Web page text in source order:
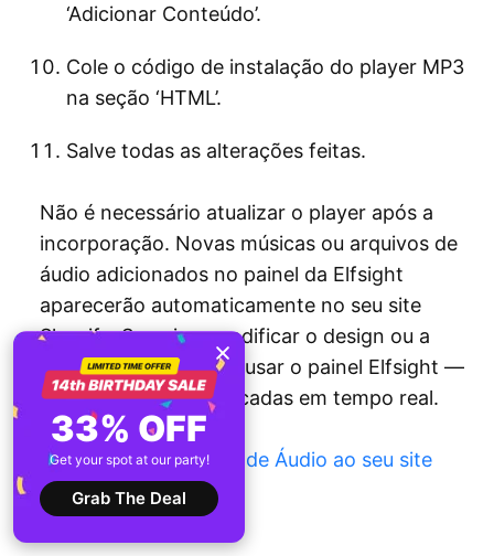
‘Adicionar Conteúdo’.
Cole o código de instalação do player MP3
na seção ‘HTML’.
Salve todas as alterações feitas.
Não é necessário atualizar o player após a
incorporação. Novas músicas ou arquivos de
áudio adicionados no painel da Elfsight
aparecerão automaticamente no seu site
Shopify. Se quiser modificar o design ou a
funcionalidade, basta usar o painel Elfsight —
as mudanças são aplicadas em tempo real.
Adicionar Reprodutor de Áudio ao seu site
Shopify →
33% OFF
Get your spot at our party!
Grab The Deal